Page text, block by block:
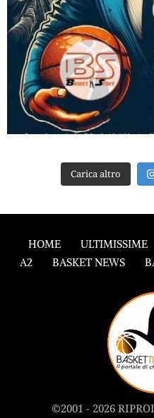
Carica altro
HOME ULTIMISSIME
A2
BASKET NEWS
©2001 - 2026